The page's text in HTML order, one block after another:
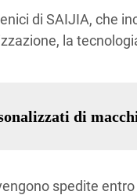
di SAIJIA, che
la
di
spedite